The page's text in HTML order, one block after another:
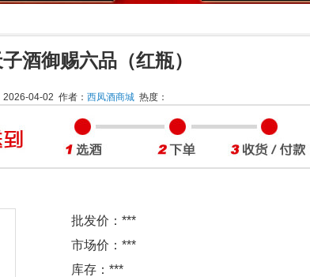
酒御赐六品（红瓶）
2026-04-02 作者： 西凤酒商城热度：
批发价： ***
市场价： ***
库存： ***